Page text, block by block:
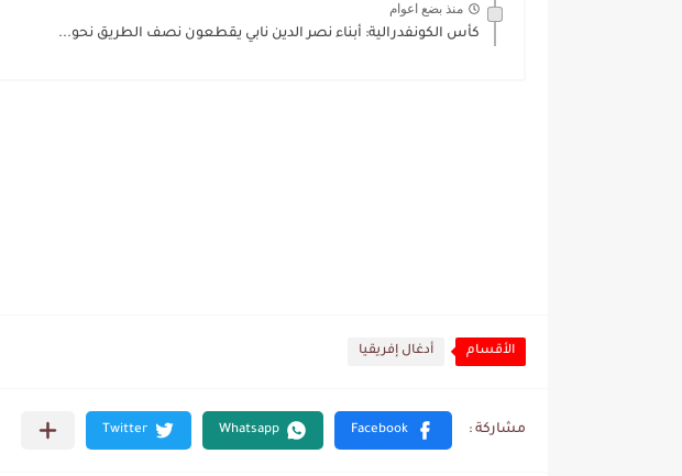
منذ بضع اعوام
كأس الكونفدرالية: أبناء نصر الدين نابي يقطعون نصف الطريق نحو...
الأقسام أدغال إفريقيا